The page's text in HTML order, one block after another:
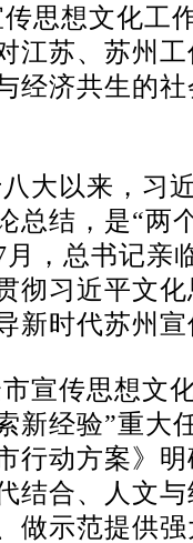
思想文化工
江苏、苏州
经济共生的
大以来，习
总结，是“两
，总书记亲
彻习近平文
新时代苏州
宣传思想文
新经验”重大
行动方案》
结合、人文
做示范提供